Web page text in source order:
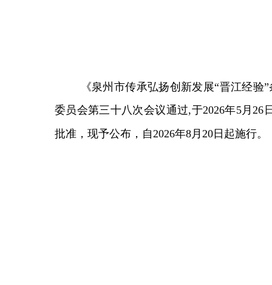
《泉州市传承弘扬创新发展“晋江经
委员会第三十八次会议通过,于2026年5月
批准，现予公布，自2026年8月20日起施行。